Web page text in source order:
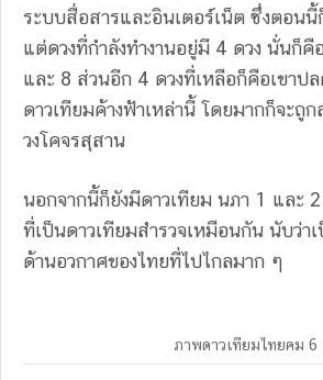
ระบบสื่อสารและอินเตอร์เน็ต ซึ่งตอน
แต่ดวงที่กำลังทำงานอยู่มี 4 ดวง นั่นก็คื
และ 8 ส่วนอีก 4 ดวงที่เหลือก็คือเขาปล
ดาวเทียมค้างฟ้าเหล่านี้ โดยมากก็จะถู
วงโคจรสุสาน
นอกจากนี้ก็ยังมีดาวเทียม นภา 1 และ
ที่เป็นดาวเทียมสำรวจเหมือนกัน นับว่า
ด้านอวกาศของไทยที่ไปไกลมาก ๆ
ภาพดาวเทียมไทยคม 6